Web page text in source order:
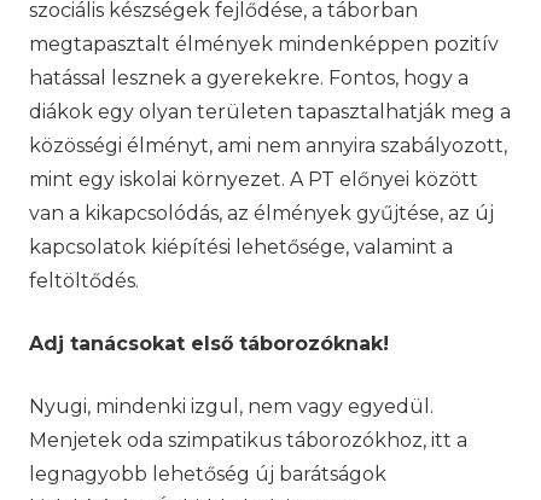
szociális készségek fejlődése, a táborban
megtapasztalt élmények mindenképpen pozitív
hatással lesznek a gyerekekre. Fontos, hogy a
diákok egy olyan területen tapasztalhatják meg a
közösségi élményt, ami nem annyira szabályozott,
mint egy iskolai környezet. A PT előnyei között
van a kikapcsolódás, az élmények gyűjtése, az új
kapcsolatok kiépítési lehetősége, valamint a
feltöltődés.
Adj tanácsokat első táborozóknak!
Nyugi, mindenki izgul, nem vagy egyedül.
Menjetek oda szimpatikus táborozókhoz, itt a
legnagyobb lehetőség új barátságok